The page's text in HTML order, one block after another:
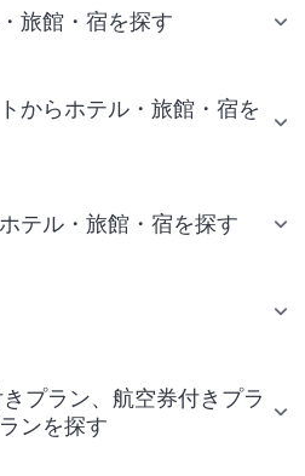
旅館・宿を探す
からホテル・旅館・宿を
テル・旅館・宿を探す
プラン、航空券付きプラ
ンを探す